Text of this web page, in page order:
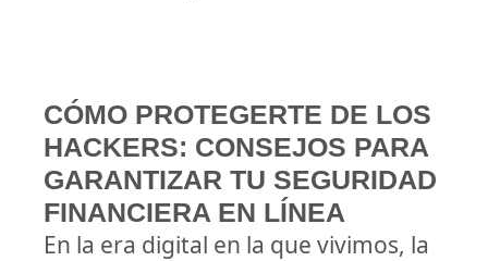
CÓMO PROTEGERTE DE LOS
HACKERS: CONSEJOS PARA
GARANTIZAR TU SEGURIDAD
FINANCIERA EN LÍNEA
En la era digital en la que vivimos, la